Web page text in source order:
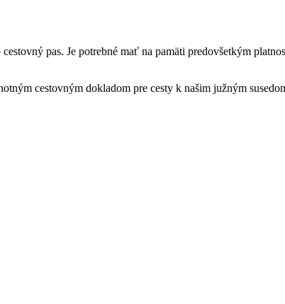
pas. Je potrebné mať na pamäti predovšetkým
cestovným dokladom pre cesty k našim južným